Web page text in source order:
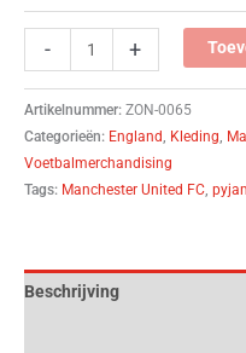
- +
Artikelnummer: ZON-0065
Categorieën: England, Kleding,
Voetbalmerchandising
Tags: Manchester United FC,
Beschrijving